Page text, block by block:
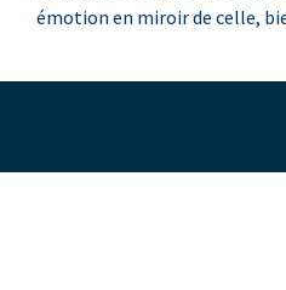
émotion en miroir de celle,